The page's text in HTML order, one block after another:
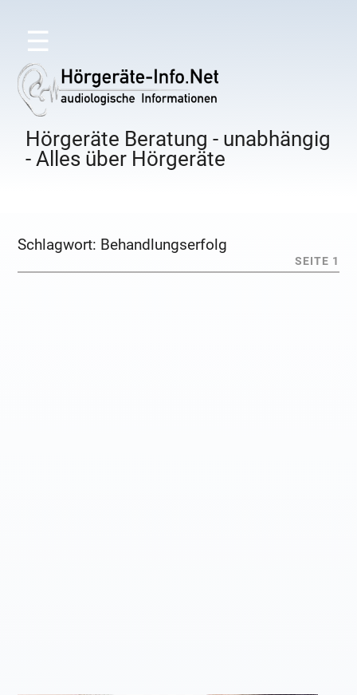
☰
Hörgeräte Beratung - unabhängig
- Alles über Hörgeräte
Schlagwort: Behandlungserfolg
SEITE 1